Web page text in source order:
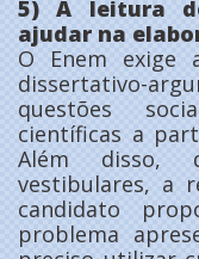
5) A leitura
ajudar na
O Enem exige
dissertativo-
questões
científicas a
Além disso,
vestibulares, a
candidato
problema